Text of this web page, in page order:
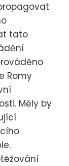
tato
Romy
Měly by